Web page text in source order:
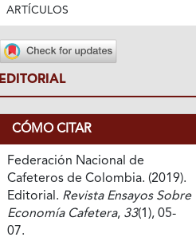
ARTÍCULOS
EDITORIAL
CÓMO CITAR
Federación Nacional de
Cafeteros de Colombia. (2019).
Editorial. Revista Ensayos Sobre
Economía Cafetera, 33(1), 05-
07.